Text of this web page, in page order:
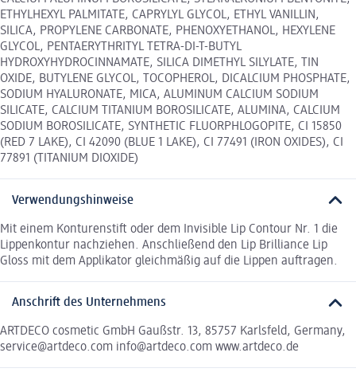
ETHYLHEXYL PALMITATE, CAPRYLYL GLYCOL, ETHYL VANILLIN,
SILICA, PROPYLENE CARBONATE, PHENOXYETHANOL, HEXYLENE
GLYCOL, PENTAERYTHRITYL TETRA-DI-T-BUTYL
HYDROXYHYDROCINNAMATE, SILICA DIMETHYL SILYLATE, TIN
OXIDE, BUTYLENE GLYCOL, TOCOPHEROL, DICALCIUM PHOSPHATE,
SODIUM HYALURONATE, MICA, ALUMINUM CALCIUM SODIUM
SILICATE, CALCIUM TITANIUM BOROSILICATE, ALUMINA, CALCIUM
SODIUM BOROSILICATE, SYNTHETIC FLUORPHLOGOPITE, CI 15850
(RED 7 LAKE), CI 42090 (BLUE 1 LAKE), CI 77491 (IRON OXIDES), CI
77891 (TITANIUM DIOXIDE)
Verwendungshinweise
Mit einem Konturenstift oder dem Invisible Lip Contour Nr. 1 die
Lippenkontur nachziehen. Anschließend den Lip Brilliance Lip
Gloss mit dem Applikator gleichmäßig auf die Lippen auftragen.
Anschrift des Unternehmens
ARTDECO cosmetic GmbH Gaußstr. 13, 85757 Karlsfeld, Germany,
service@artdeco.com info@artdeco.com www.artdeco.de